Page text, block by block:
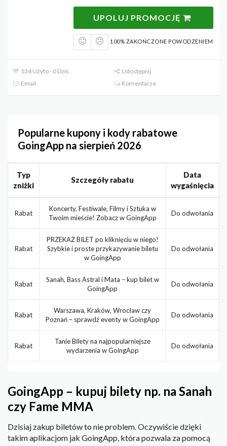
UPOLUJ PROMOCJĘ
100% ZAKOŃCZONE POWODZENIEM
134 Użyto - 0 Dziś
Udostępnij
Email
Komentarze
Popularne kupony i kody rabatowe
GoingApp na sierpień 2026
Typ
zniżki
Szczegóły rabatu
Data
wygaśnięcia
Rabat
Koncerty, Festiwale, Filmy i Sztuka w
Twoim mieście! Zobacz w GoingApp
Do odwołania
Rabat
PRZEKAŻ BILET po kliknięciu w niego!
Szybkie i proste przykazywanie biletu
w GoingApp
Do odwołania
Rabat
Sanah, Bass Astral i Mata – kup bilet w
GoingApp
Do odwołania
Rabat
Warszawa, Kraków, Wrocław czy
Poznań – sprawdź eventy w GoingApp
Do odwołania
Rabat
Tanie Bilety na najpopularniejsze
wydarzenia w GoingApp
Do odwołania
GoingApp – kupuj bilety np. na Sanah
czy Fame MMA
Dzisiaj zakup biletów to nie problem. Oczywiście dzięki
takim aplikacjom jak GoingApp, która pozwala za pomocą